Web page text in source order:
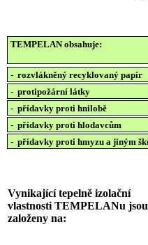
TEMPELAN
- rozvlákněný recyklovaný papír
- protipožární látky
- přídavky proti hnilobě
- přídavky proti hlodavcům
- přídavky proti hmyzu a jiným
Vynikající tepelně izolační
vlastnosti TEMPELANu jsou
založeny na: